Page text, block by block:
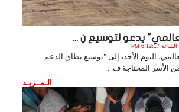
اليوم الأحد، إلى "توسيع نطاق الدعم
الأسر المحتاجة ف. .
الـمــزيـد